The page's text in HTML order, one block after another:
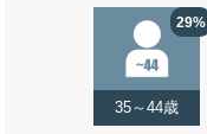
29%
35～44歳